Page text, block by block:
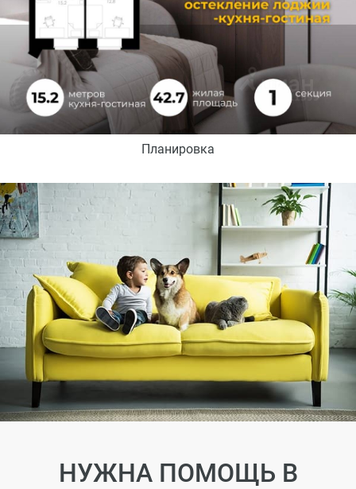
Планировка
НУЖНА ПОМОЩЬ В